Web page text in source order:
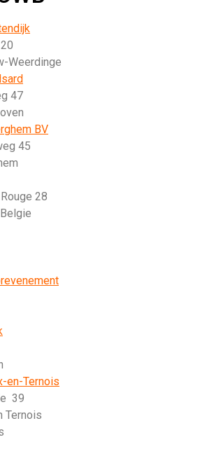
Weerdinge
47
BV
45
28
en-Ternois
39
Ternois